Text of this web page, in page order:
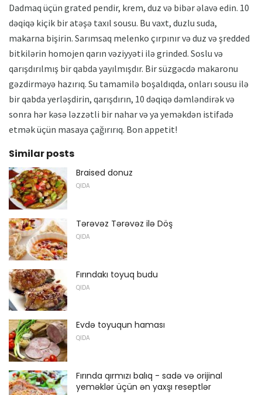
Dadmaq üçün grated pendir, krem, duz və bibər əlavə edin. 10
dəqiqə kiçik bir atəşə taxıl sousu. Bu vaxt, duzlu suda,
makarna bişirin. Sarımsaq melenko çırpınır və duz və şredded
bitkilərin homojen qarın vəziyyəti ilə grinded. Soslu və
qarışdırılmış bir qabda yayılmışdır. Bir süzgəcdə makaronu
gəzdirməyə hazırıq. Su tamamilə boşaldıqda, onları sousu ilə
bir qabda yerləşdirin, qarışdırın, 10 dəqiqə dəmləndirək və
sonra hər kəsə ləzzətli bir nahar və ya yeməkdən istifadə
etmək üçün masaya çağırırıq. Bon appetit!
Similar posts
Braised donuz
QIDA
Tərəvəz Tərəvəz ilə Döş
QIDA
Fırındakı toyuq budu
QIDA
Evdə toyuqun haması
QIDA
Fırında qırmızı balıq - sadə və orijinal
yeməklər üçün ən yaxşı reseptlər